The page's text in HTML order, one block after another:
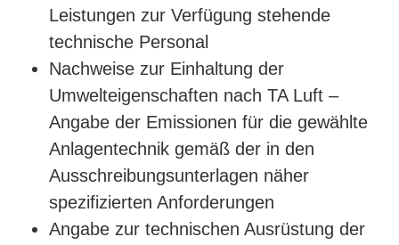
Leistungen zur Verfügung stehende
technische Personal
Nachweise zur Einhaltung der
Umwelteigenschaften nach TA Luft –
Angabe der Emissionen für die gewählte
Anlagentechnik gemäß der in den
Ausschreibungsunterlagen näher
spezifizierten Anforderungen
Angabe zur technischen Ausrüstung der